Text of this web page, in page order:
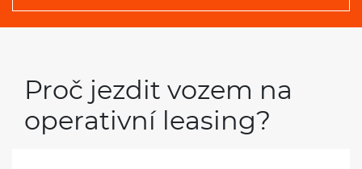
Proč jezdit vozem na
operativní leasing?